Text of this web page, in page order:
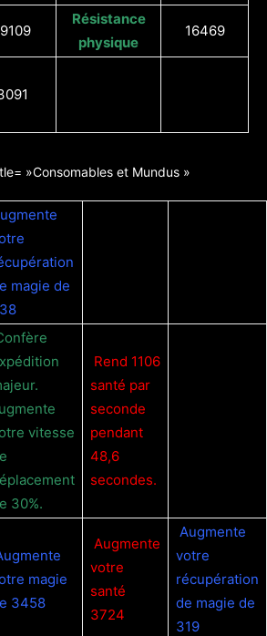
Résistance
physique
16469
»Consomables et Mundus »
magie de
vitesse
30%.
Rend 1106
santé par
seconde
pendant
48,6
secondes.
magie
3458
Augmente
votre
santé
3724
Augmente
votre
récupération
de magie de
319